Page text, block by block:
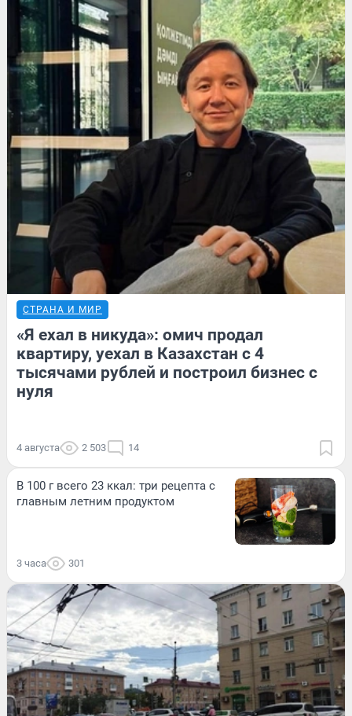
СТРАНА И МИР
«Я ехал в никуда»: омич продал
квартиру, уехал в Казахстан с 4
тысячами рублей и построил бизнес с
нуля
4 августа 2 503 14
В 100 г всего 23 ккал: три рецепта с
главным летним продуктом
3 часа 301